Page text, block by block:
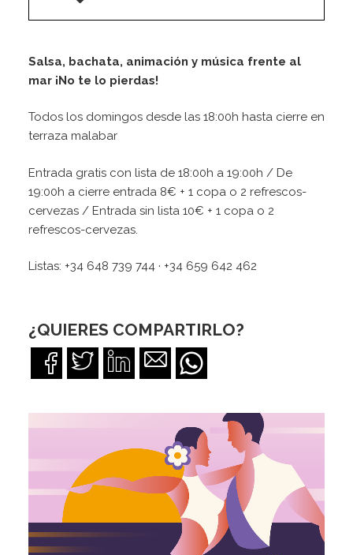
Salsa, bachata, animación y música frente al
mar ¡No te lo pierdas!
Todos los domingos desde las 18:00h hasta cierre en
terraza malabar
Entrada gratis con lista de 18:00h a 19:00h / De
19:00h a cierre entrada 8€ + 1 copa o 2 refrescos-
cervezas / Entrada sin lista 10€ + 1 copa o 2
refrescos-cervezas.
Listas: +34 648 739 744 · +34 659 642 462
¿QUIERES COMPARTIRLO?